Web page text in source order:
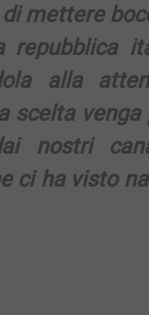
mettere
repubblica
alla
scelta venga
nostri
ci ha visto